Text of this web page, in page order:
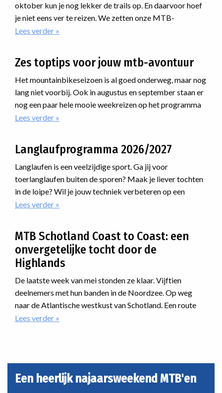
oktober kun je nog lekker de trails op. En daarvoor hoef
je niet eens ver te reizen. We zetten onze MTB-
weekenden voor het najaar voor je op een rij. Net over de
prachtige trails aan elkaar geknoopt. Houd je van lekker
mountainbiken vanuit een heerlijk viersterrenhotel? Dan
is dit jouw reis. Ga je liever voor wat ruigere downhills?
Dan moet je mee naar België!
Lees verder over
najaarsweekend
Zes toptips voor jouw mtb-avontuur
Het mountainbikeseizoen is al goed onderweg, maar nog
lang niet voorbij. Ook in augustus en september staan er
nog een paar hele mooie weekreizen op het programma
waar je nog bij kunt aansluiten. Van uitdagende routes
ongetwijfeld een reis tussen die bij jou past.
Lees verder over
voor
mtb-
avontuur
Langlaufprogramma 2026/2027
Langlaufen is een veelzijdige sport. Ga jij voor
toerlanglaufen buiten de sporen? Maak je liever tochten
in de loipe? Wil je jouw techniek verbeteren op een
cursus? Of ga je meedoen met een marathon? Voor
Lees verder over
MTB Schotland Coast to Coast: een
onvergetelijke tocht door de
Highlands
De laatste week van mei stonden ze klaar. Vijftien
deelnemers met hun banden in de Noordzee. Op weg
naar de Atlantische westkust van Schotland. Een route
dwars door de Highlands. Onherbergzaam, ruige natuur,
Lees verder over
to
Coast:
een
Een heerlijk najaarsweekend MTB'en